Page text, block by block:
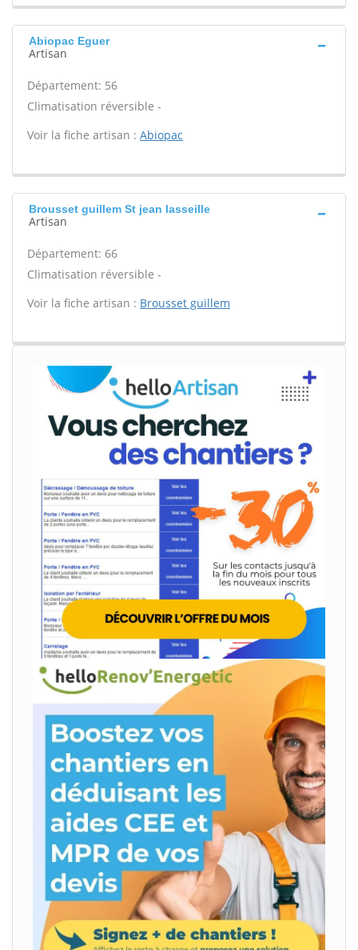
Abiopac Eguer
Artisan
Département: 56
Climatisation réversible -
Voir la fiche artisan : Abiopac
Brousset guillem St jean lasseille
Artisan
Département: 66
Climatisation réversible -
Voir la fiche artisan : Brousset guillem